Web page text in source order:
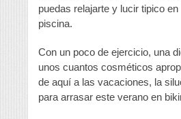
puedas relajarte y lucir tipico
piscina.
Con un poco de ejercicio, una
unos cuantos cosméticos
de aquí a las vacaciones, la
para arrasar este verano en